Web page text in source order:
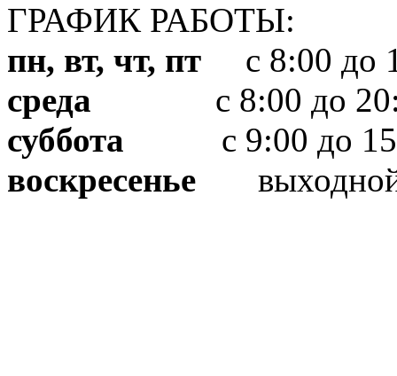
ГРАФИК РАБОТЫ:
пн, вт, чт, пт с 8:00 до
среда с 8:00 до
суббота с 9:00 до
воскресенье